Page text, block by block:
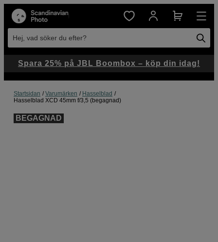
Hej, vad söker du efter?
Startsidan Varumärken
Hasselblad
Hasselblad XCD 45mm f/3,5 (begagnad)
BEGAGNAD
Spara 25% på JBL Boombox – köp din idag!